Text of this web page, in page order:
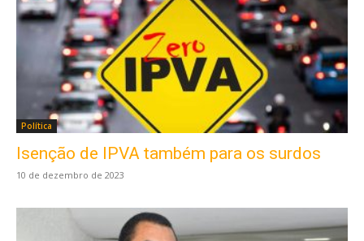
Política
Isenção de IPVA também para os surdos
10 de dezembro de 2023